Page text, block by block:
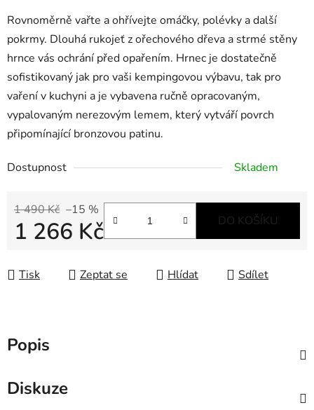
Rovnoměrně vařte a ohřívejte omáčky, polévky a další
pokrmy. Dlouhá rukojeť z ořechového dřeva a strmé stěny
hrnce vás ochrání před opařením. Hrnec je dostatečně
sofistikovaný jak pro vaši kempingovou výbavu, tak pro
vaření v kuchyni a je vybavena ručně opracovaným,
vypalovaným nerezovým lemem, který vytváří povrch
připomínající bronzovou patinu.
Dostupnost Skladem
1 490 Kč –15 %
1 266 Kč DO KOŠÍKU
Tisk Zeptat se Hlídat Sdílet
Popis
Diskuze